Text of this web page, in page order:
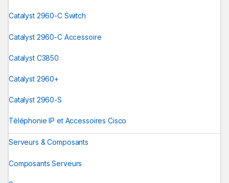
Catalyst 2960-C Switch
Catalyst 2960-C Accessoire
Catalyst C3850
Catalyst 2960+
Catalyst 2960-S
Téléphonie IP et Accessoires Cisco
Serveurs & Composants
Composants Serveurs